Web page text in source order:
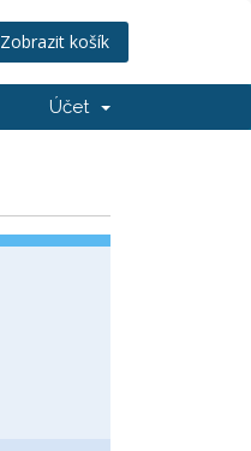
Zobrazit košík
Účet